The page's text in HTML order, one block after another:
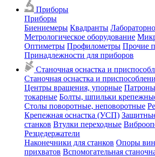
Приборы
Приборы
Биениемеры Квадранты
Метрологическое оборудование
Оптиметры Профилометры Прочие
Принадлежности для приборов
Станочная оснастка и
Станочная оснастка и
Центры вращения, упорные
токарные Болты, шпильки
Столы поворотные, неповоротные
Крепежная оснастка (УСП)
станков Втулки переходные
Резцедержатели
Наконечники для станков Опоры
прихватов Вспомогательная